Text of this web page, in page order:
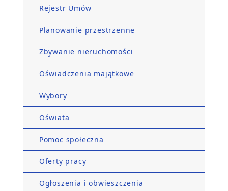
Rejestr Umów
Planowanie przestrzenne
Zbywanie nieruchomości
Oświadczenia majątkowe
Wybory
Oświata
Pomoc społeczna
Oferty pracy
Ogłoszenia i obwieszczenia